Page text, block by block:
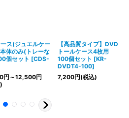
ス(ジュエルケー
体のみ(トレーな
個セット [CDS-
円 ～12,500円
【高品質タイプ】DVD
トールケース4枚用
100個セット [KR-
DVDT4-100]
7,200円(税込)